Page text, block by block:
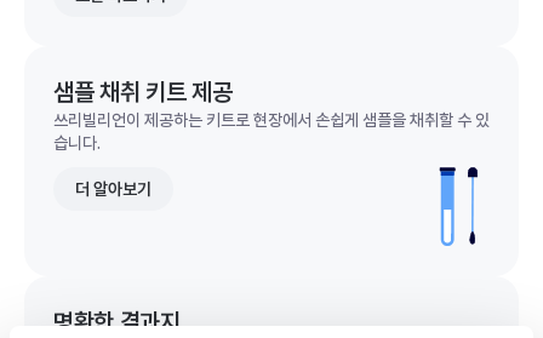
샘플 채취 키트 제공
쓰리빌리언이 제공하는 키트로 현장에서 손쉽게 샘플을 채취할 수 있
습니다.
더 알아보기
명확한 결과지